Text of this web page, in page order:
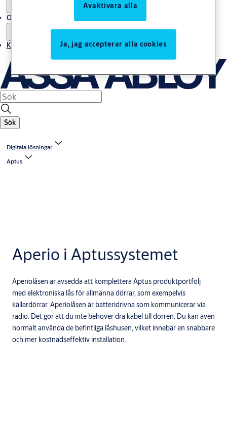
Om oss
Kontakta oss
Sök
Digitala lösningar
Aptus
Aperio i Aptussystemet
Aperiolåsen är avsedda att komplettera Aptus produktportfölj
med elektroniska lås för allmänna dörrar, som exempelvis
källardörrar. Aperiolåsen är batteridrivna som kommunicerar via
radio. Det gör att du inte behöver dra kabel till dörren. Du kan även
normalt använda de befintliga låshusen, vilket innebär en snabbare
och mer kostnadseffektiv installation.
Avaktivera alla
Ja, jag accepterar alla cookies